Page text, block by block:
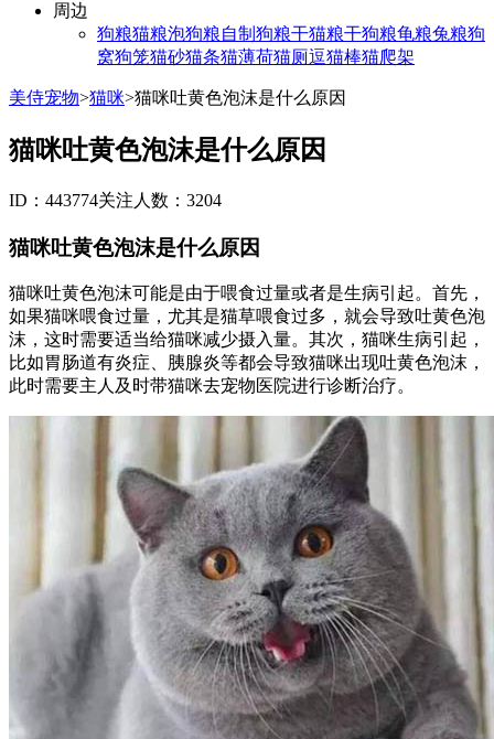
周边
狗粮猫粮泡狗粮自制狗粮干猫粮干狗粮龟粮兔粮狗
窝狗笼猫砂猫条猫薄荷猫厕逗猫棒猫爬架
美侍宠物>猫咪>猫咪吐黄色泡沫是什么原因
猫咪吐黄色泡沫是什么原因
ID：443774关注人数：3204
猫咪吐黄色泡沫是什么原因
猫咪吐黄色泡沫可能是由于喂食过量或者是生病引起。首先，
如果猫咪喂食过量，尤其是猫草喂食过多，就会导致吐黄色泡
沫，这时需要适当给猫咪减少摄入量。其次，猫咪生病引起，
比如胃肠道有炎症、胰腺炎等都会导致猫咪出现吐黄色泡沫，
此时需要主人及时带猫咪去宠物医院进行诊断治疗。